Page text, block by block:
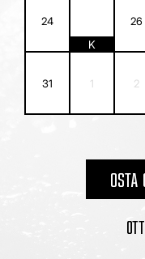
24
K
26
31 1 2
OSTA